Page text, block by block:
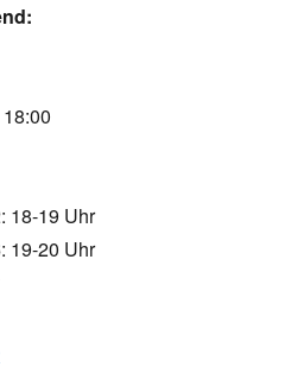
18-19 Uhr
19-20 Uhr